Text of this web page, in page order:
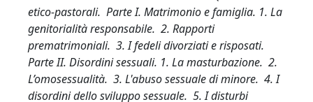
etico-pastorali. Parte I. Matrimonio e famiglia. 1. La
genitorialità responsabile. 2. Rapporti
prematrimoniali. 3. I fedeli divorziati e risposati.
Parte II. Disordini sessuali. 1. La masturbazione. 2.
L’omosessualità. 3. L'abuso sessuale di minore. 4. I
disordini dello sviluppo sessuale. 5. I disturbi